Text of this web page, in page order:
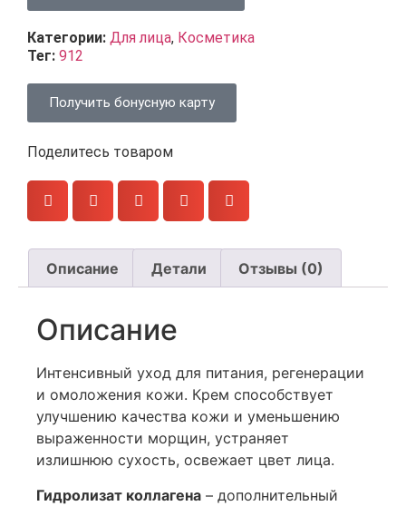
Категории: Для лица, Косметика
Тег: 912
Получить бонусную карту
Поделитесь товаром
Описание Детали Отзывы (0)
Описание
Интенсивный уход для питания, регенерации
и омоложения кожи. Крем способствует
улучшению качества кожи и уменьшению
выраженности морщин, устраняет
излишнюю сухость, освежает цвет лица.
Гидролизат коллагена – дополнительный